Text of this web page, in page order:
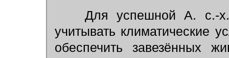
Для успешной А. с.-х.
учитывать климатические
обеспечить завезённых